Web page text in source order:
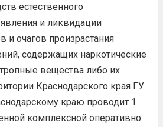
естественного
и ликвидации
и очагов произрастания
содержащих наркотические
вещества либо их
Краснодарского края ГУ
краю проводит 1
комплексной оперативно